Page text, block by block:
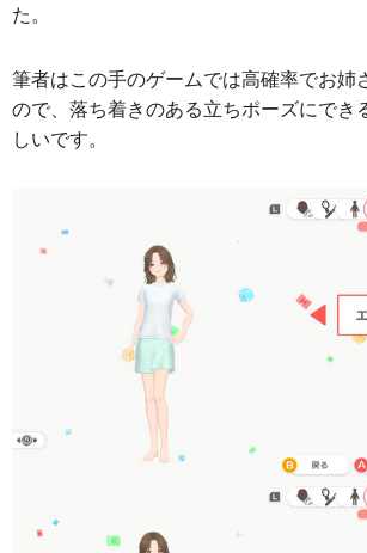
た。
筆者はこの手のゲームでは高確率でお姉
ので、落ち着きのある立ちポーズにでき
しいです。